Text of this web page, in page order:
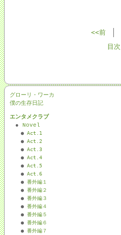
<<前
目次